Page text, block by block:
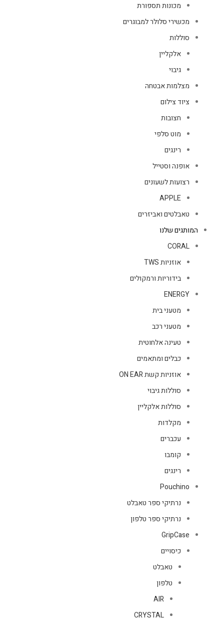
מכונות תספורת
מכשירי סלולר למבוגרים
סוללות
אלקליין
גיבוי
מצלמות אבטחה
ציוד צילום
חצובות
מוט סלפי
רינגים
אופנה וסטייל
רצועות לשעונים
APPLE
טאבלטים ואביזרים
המותגים שלנו
CORAL
אוזניות TWS
בידוריות ורמקולים
ENERGY
מטעני בית
מטעני רכב
טעינה אלחוטית
כבלים ומתאמים
אוזניות קשת ON EAR
סוללות גיבוי
סוללות אלקליין
מקלדות
עכברים
קומבו
רינגים
Pouchino
נרתיקי ספר טאבלט
נרתיקי ספר טלפון
GripCase
כיסויים
טאבלט
טלפון
AIR
CRYSTAL